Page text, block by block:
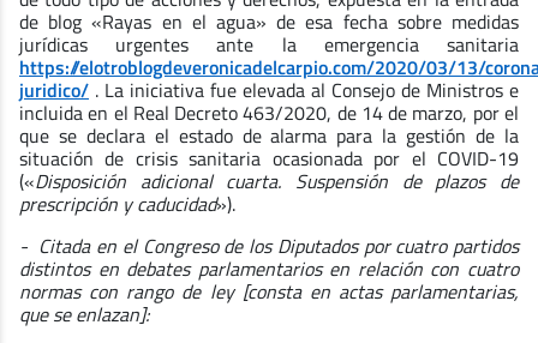
de blog «Rayas en el agua» de esa fecha sobre medidas
jurídicas urgentes ante la emergencia sanitaria
https://elotroblogdeveronicadelcarpio.com/2020/03/13/
juridico/ . La iniciativa fue elevada al Consejo de Ministros e
incluida en el Real Decreto 463/2020, de 14 de marzo, por el
que se declara el estado de alarma para la gestión de la
situación de crisis sanitaria ocasionada por el COVID-19
(«Disposición adicional cuarta. Suspensión de plazos de
prescripción y caducidad»).
- Citada en el Congreso de los Diputados por cuatro partidos
distintos en debates parlamentarios en relación con cuatro
normas con rango de ley [consta en actas parlamentarias,
que se enlazan]: